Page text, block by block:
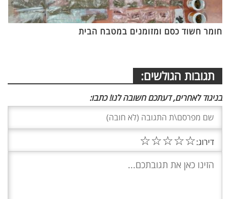
חומר חשוד כסם ומזומנים במטבח הבית
תגובות הגולשים:
בניגוד לאחרים, דעתכם חשובה לנו! כתבו:
דירוג:☆
☆
☆
☆
☆